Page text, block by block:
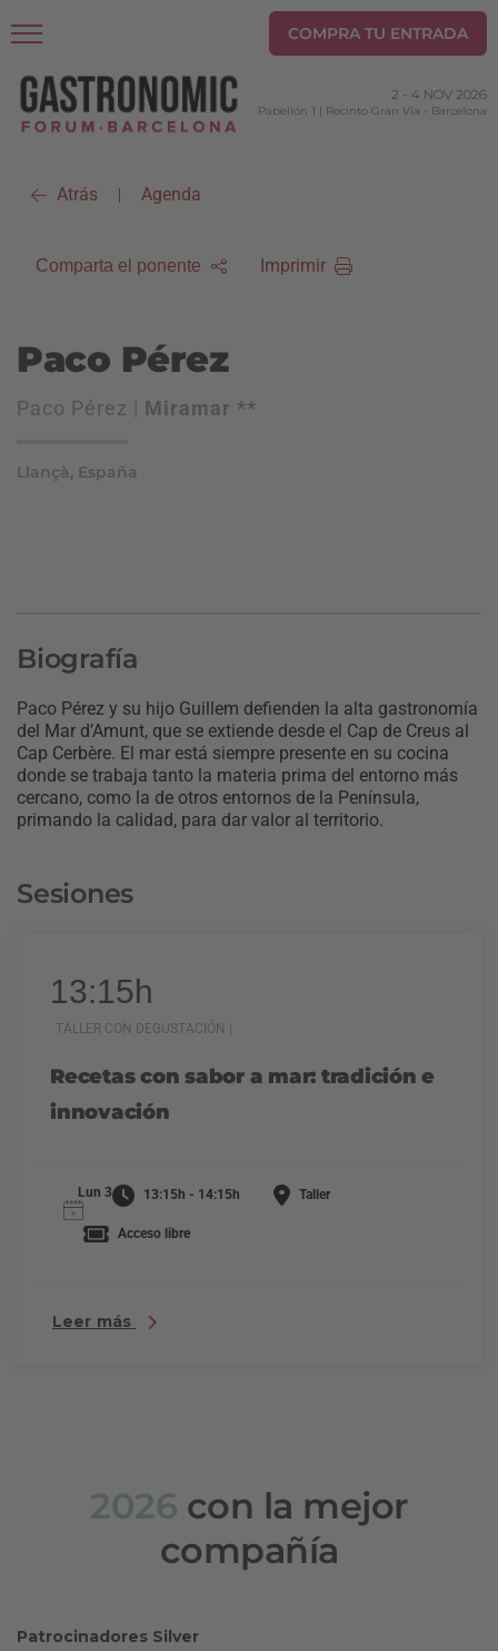
COMPRA TU ENTRADA
2 - 4 NOV 2026
Pabellón 1 | Recinto Gran Via - Barcelona
Atrás | Agenda
Comparta el ponente Imprimir
Paco Pérez
Paco Pérez | Miramar **
Llançà, España
Biografía
Paco Pérez y su hijo Guillem defienden la alta gastronomía
del Mar d’Amunt, que se extiende desde el Cap de Creus al
Cap Cerbère. El mar está siempre presente en su cocina
donde se trabaja tanto la materia prima del entorno más
cercano, como la de otros entornos de la Península,
primando la calidad, para dar valor al territorio.
Sesiones
13:15h
TALLER CON DEGUSTACIÓN |
Recetas con sabor a mar: tradición e
innovación
Lun 3 13:15h - 14:15h Taller
Acceso libre
Leer más
2026 con la mejor
compañía
Patrocinadores Silver